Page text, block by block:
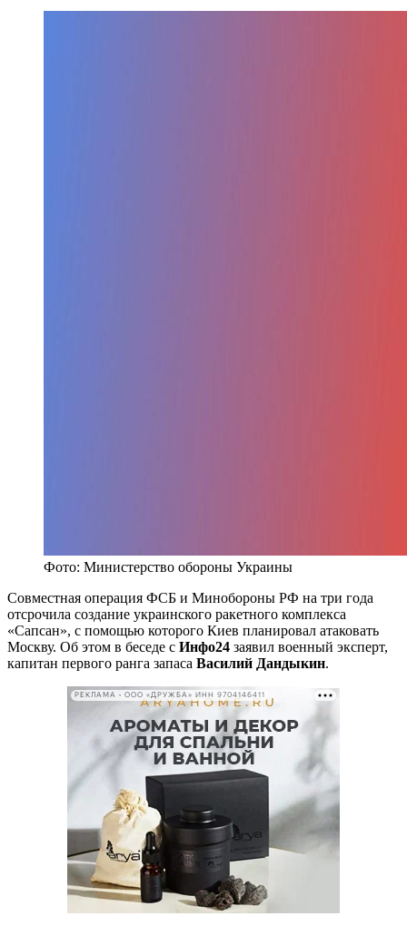
Фото: Министерство обороны Украины
Совместная операция ФСБ и Минобороны РФ на три года
отсрочила создание украинского ракетного комплекса
«Сапсан», с помощью которого Киев планировал атаковать
Москву. Об этом в беседе с Инфо24 заявил военный эксперт,
капитан первого ранга запаса Василий Дандыкин.
РЕКЛАМА • ООО «ДРУЖБА» ИНН 9704146411